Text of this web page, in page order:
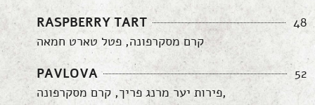
RASPBERRY TART
48
קרם מסקרפונה, פטל טארט חמאה
PAVLOVA
52
פירות יער מרנג פריך, קרם מסקרפונה,